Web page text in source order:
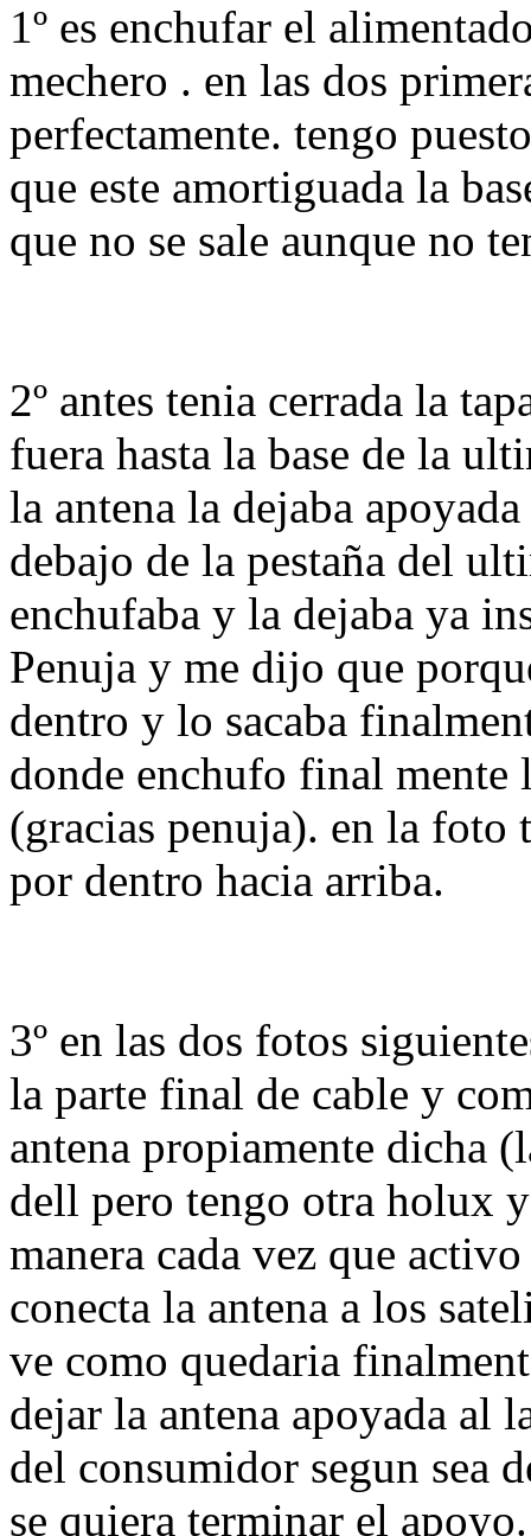
1º es enchufar el
mechero . en las dos
perfectamente. tengo
que este amortiguada la
que no se sale aunque no
2º antes tenia cerrada la
fuera hasta la base de la
la antena la dejaba
debajo de la pestaña del
enchufaba y la dejaba ya
Penuja y me dijo que
dentro y lo sacaba
donde enchufo final mente
(gracias penuja). en la foto
por dentro hacia arriba.
3º en las dos fotos
la parte final de cable y
antena propiamente dicha
dell pero tengo otra holux
manera cada vez que
conecta la antena a los
ve como quedaria
dejar la antena apoyada al
del consumidor segun sea
se quiera terminar el apoyo.